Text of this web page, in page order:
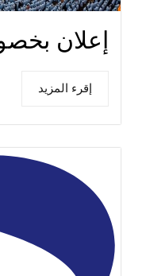
إعلان
إقرء المزيد